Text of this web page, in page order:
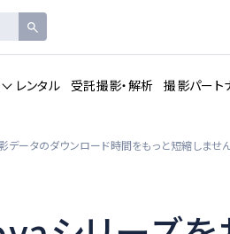
レンタル 受託撮影・解析 撮影パート
データのダウンロード時間をもっと短縮しませ